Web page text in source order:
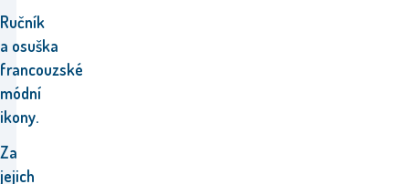
Ručník
a osuška
francouzské
módní
ikony.
Za
jejich